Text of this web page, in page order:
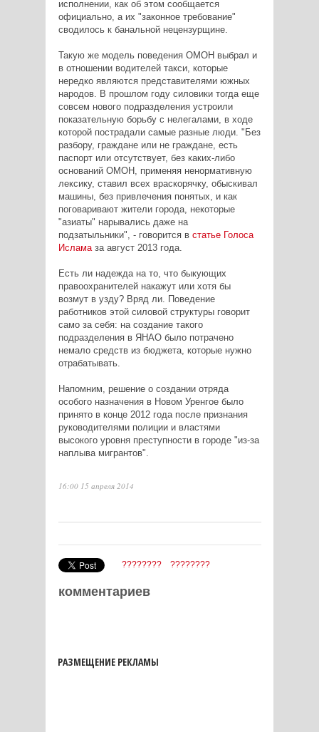
исполнении, как об этом сообщается
официально, а их "законное требование"
сводилось к банальной нецензурщине.
Такую же модель поведения ОМОН выбрал и
в отношении водителей такси, которые
нередко являются представителями южных
народов. В прошлом году силовики тогда еще
совсем нового подразделения устроили
показательную борьбу с нелегалами, в ходе
которой пострадали самые разные люди. "Без
разбору, граждане или не граждане, есть
паспорт или отсутствует, без каких-либо
оснований ОМОН, применяя ненормативную
лексику, ставил всех враскорячку, обыскивал
машины, без привлечения понятых, и как
поговаривают жители города, некоторые
"азиаты" нарывались даже на
подзатыльники", - говорится в статье Голоса
Исламаза август 2013 года.
Есть ли надежда на то, что быкующих
правоохранителей накажут или хотя бы
возмут в узду? Вряд ли. Поведение
работников этой силовой структуры говорит
само за себя: на создание такого
подразделения в ЯНАО было потрачено
немало средств из бюджета, которые нужно
отрабатывать.
Напомним, решение о создании отряда
особого назначения в Новом Уренгое было
принято в конце 2012 года после признания
руководителями полиции и властями
высокого уровня преступности в городе "из-за
наплыва мигрантов".
16:00 15 апреля 2014
???????? ????????
комментариев
РАЗМЕЩЕНИЕ РЕКЛАМЫ